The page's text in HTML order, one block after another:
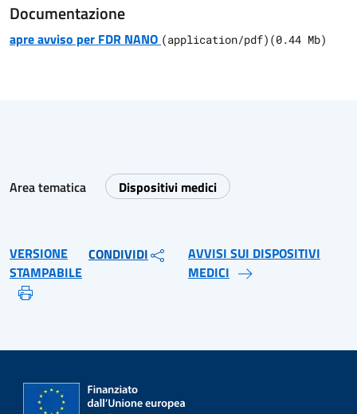
Documentazione
apre avviso per FDR NANO (application/pdf) (0.44 Mb)
Area tematica Dispositivi medici
VERSIONE
STAMPABILE
CONDIVIDI
AVVISI SUI DISPOSITIVI
MEDICI